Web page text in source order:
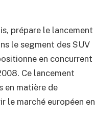
prépare le lancement
le segment des SUV
en concurrent
Ce lancement
en matière de
le marché européen en